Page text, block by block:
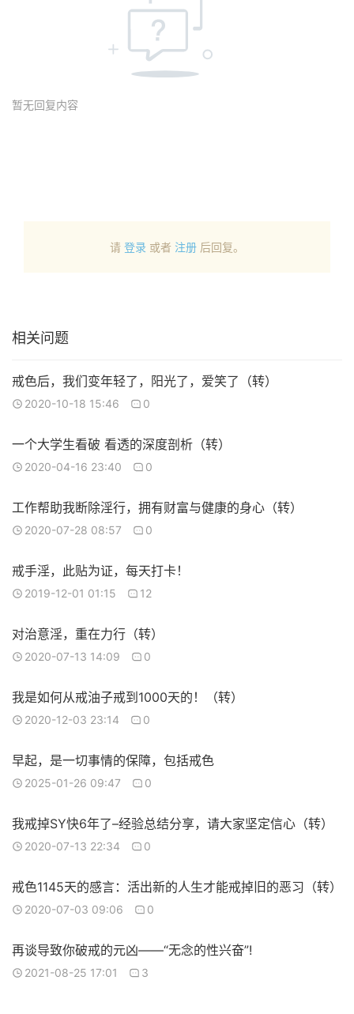
暂无回复内容
请 登录 或者 注册 后回复。
相关问题
戒色后，我们变年轻了，阳光了，爱笑了（转）
2020-10-18 15:46 0
一个大学生看破 看透的深度剖析（转）
2020-04-16 23:40 0
工作帮助我断除淫行，拥有财富与健康的身心（转）
2020-07-28 08:57 0
戒手淫，此贴为证，每天打卡！
2019-12-01 01:15 12
对治意淫，重在力行（转）
2020-07-13 14:09 0
我是如何从戒油子戒到1000天的！（转）
2020-12-03 23:14 0
早起，是一切事情的保障，包括戒色
2025-01-26 09:47 0
我戒掉SY快6年了–经验总结分享，请大家坚定信心（转）
2020-07-13 22:34 0
戒色1145天的感言：活出新的人生才能戒掉旧的恶习（转）
2020-07-03 09:06 0
再谈导致你破戒的元凶——“无念的性兴奋”!
2021-08-25 17:01 3